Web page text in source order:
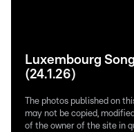
Luxembourg
(24.1.26)
The photos published on
may not be copied,
of the owner of the site in